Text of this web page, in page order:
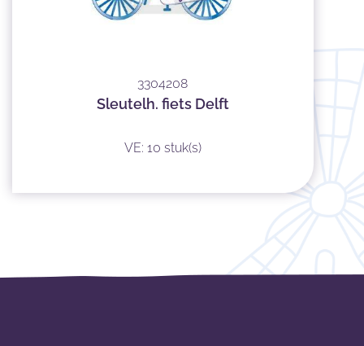
3304208
Sleutelh. fiets Delft
VE: 10 stuk(s)